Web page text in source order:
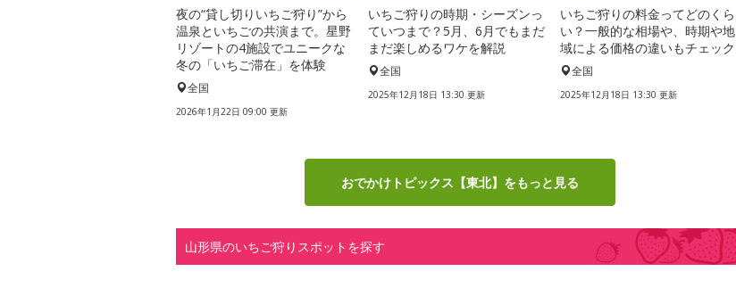
夜の“貸し切りいちご狩り”から
温泉といちごの共演まで。星野
リゾートの4施設でユニークな
冬の「いちご滞在」を体験
全国
2026年1月22日 09:00 更新
いちご狩りの時期・シーズンっ
ていつまで？5月、6月でもまだ
まだ楽しめるワケを解説
全国
2025年12月18日 13:30 更新
いちご狩りの料金ってどのくら
い？一般的な相場や、時期や地
域による価格の違いもチェック
全国
2025年12月18日 13:30 更新
おでかけトピックス【東北】をもっと見る
山形県のいちご狩りスポットを探す